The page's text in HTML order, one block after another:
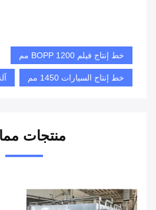
خط إنتاج فيلم BOPP 1200 مم
خط إنتاج السيارات 1450 مم
منتجات